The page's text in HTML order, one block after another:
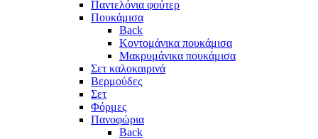
Παντελόνια φούτερ
Πουκάμισα
Back
Κοντομάνικα πουκάμισα
Μακρυμάνικα πουκάμισα
Σετ καλοκαιρινά
Βερμούδες
Σετ
Φόρμες
Πανοφώρια
Back